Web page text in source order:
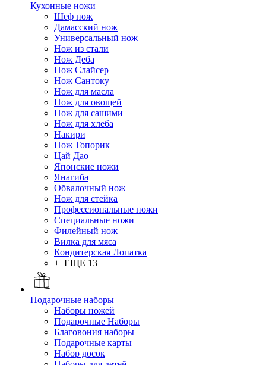
Кухонные ножи
Шеф нож
Дамасский нож
Универсальный нож
Нож из стали
Нож Деба
Нож Слайсер
Нож Сантоку
Нож для масла
Нож для овощей
Нож для сашими
Нож для хлеба
Накири
Нож Топорик
Цай Дао
Японские ножи
Янагиба
Обвалочный нож
Нож для стейка
Профессиональные ножи
Специальные ножи
Филейный нож
Вилка для мяса
Кондитерская Лопатка
+ ЕЩЕ 13
Подарочные наборы
Наборы ножей
Подарочные Наборы
Благовония наборы
Подарочные карты
Набор досок